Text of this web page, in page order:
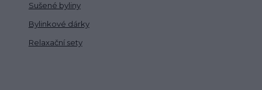
Sušené byliny
Bylinkové dárky
Relaxační sety